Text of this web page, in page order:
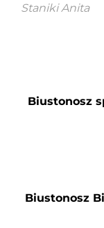
Staniki Anita
Biustonosz
Biustonosz